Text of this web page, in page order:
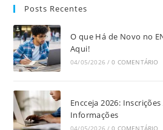
Posts Recentes
O que Há de Novo no
Aqui!
04/05/2026 / 0 COMENTÁRIO
Encceja 2026:
Informações
04/05/2026 / 0 COMENTÁRIO